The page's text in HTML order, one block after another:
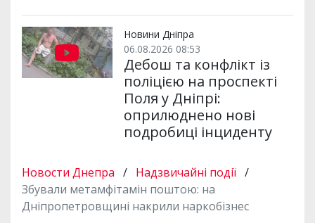
Новини Дніпра
06.08.2026 08:53
Дебош та конфлікт із
поліцією на проспекті
Поля у Дніпрі:
оприлюднено нові
подробиці інциденту
Новости Днепра / Надзвичайні події /
Збували метамфітамін поштою: на
Дніпропетровщині накрили наркобізнес